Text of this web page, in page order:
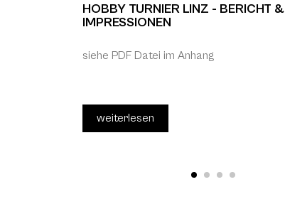
HOBBY TURNIER LINZ - BERICHT &
IMPRESSIONEN
siehe PDF Datei im Anhang
weiterlesen